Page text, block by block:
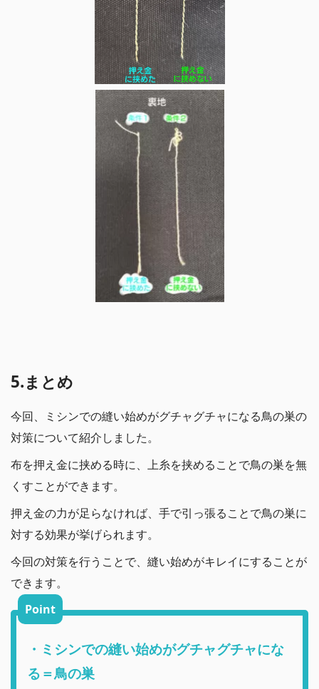
5.まとめ
今回、ミシンでの縫い始めがグチャグチャになる鳥の巣の
対策について紹介しました。
布を押え金に挟める時に、上糸を挟めることで鳥の巣を無
くすことができます。
押え金の力が足らなければ、手で引っ張ることで鳥の巣に
対する効果が挙げられます。
今回の対策を行うことで、縫い始めがキレイにすることが
できます。
Point
・ミシンでの縫い始めがグチャグチャにな
る＝鳥の巣